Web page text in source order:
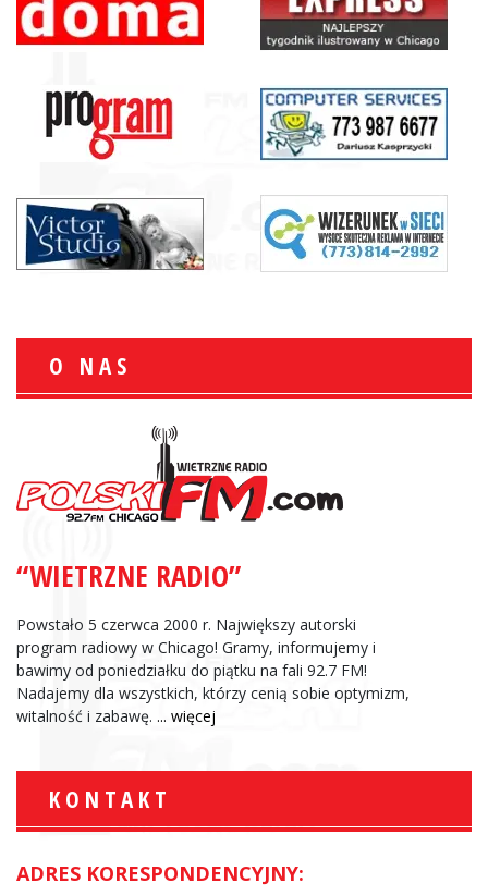
O NAS
“WIETRZNE RADIO”
Powstało 5 czerwca 2000 r. Największy autorski
program radiowy w Chicago! Gramy, informujemy i
bawimy od poniedziałku do piątku na fali 92.7 FM!
Nadajemy dla wszystkich, którzy cenią sobie optymizm,
witalność i zabawę. ... więcej
KONTAKT
ADRES KORESPONDENCYJNY: